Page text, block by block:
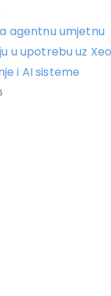
agentnu umjetnu
u upotrebu uz
i AI sisteme